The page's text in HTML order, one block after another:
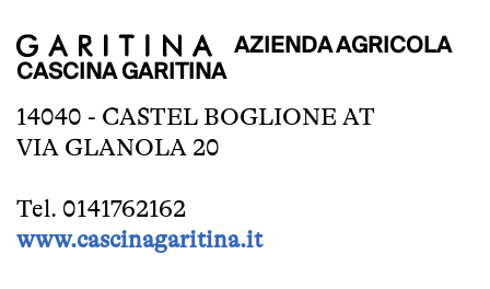
AZIENDA AGRICOLA
CASCINA GARITINA
14040 - CASTEL BOGLIONE AT
VIA GLANOLA 20
Tel. 0141762162
www.cascinagaritina.it